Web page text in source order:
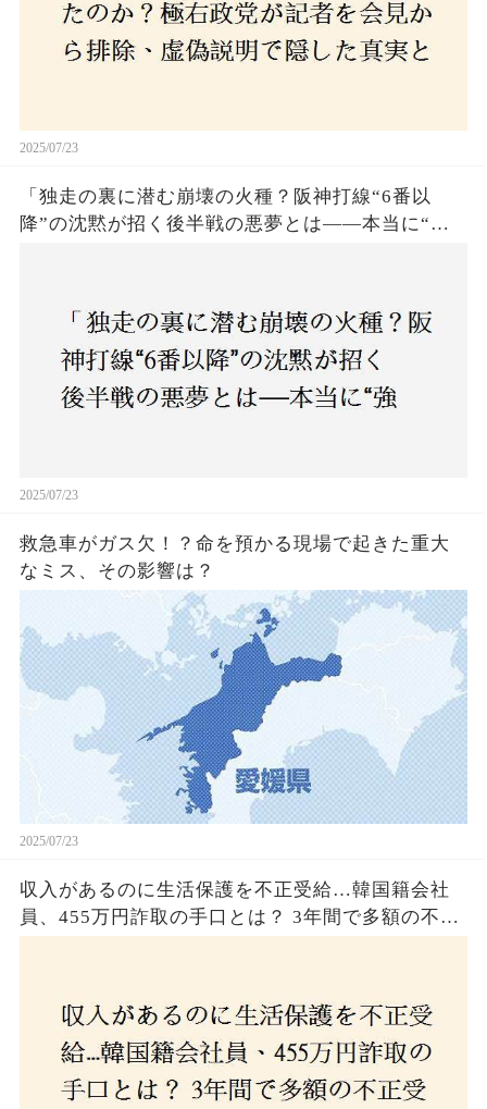
2025/07/23
「独走の裏に潜む崩壊の火種？阪神打線“6番以
降”の沈黙が招く後半戦の悪夢とは——本当に“強
2025/07/23
救急車がガス欠！？命を預かる現場で起きた重大
なミス、その影響は？
2025/07/23
収入があるのに生活保護を不正受給…韓国籍会社
員、455万円詐取の手口とは？ 3年間で多額の不正